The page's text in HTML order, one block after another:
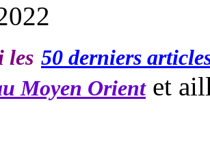
les 50 derniers
Moyen Orientet